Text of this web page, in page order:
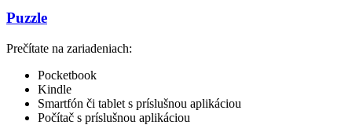
Puzzle
Prečítate na zariadeniach:
Pocketbook
Kindle
Smartfón či tablet s príslušnou aplikáciou
Počítač s príslušnou aplikáciou